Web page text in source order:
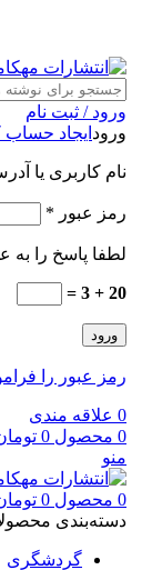
ورود / ثبت نام
ورود ایجاد حساب
نام کاربری یا
رمز عبور *
لطفا پاسخ را به
20 + 3 =
ورود
رمز عبور را
0 علاقه مندی
0 محصول 0
منو
0 محصول 0
دسته‌بندی
گردشگری